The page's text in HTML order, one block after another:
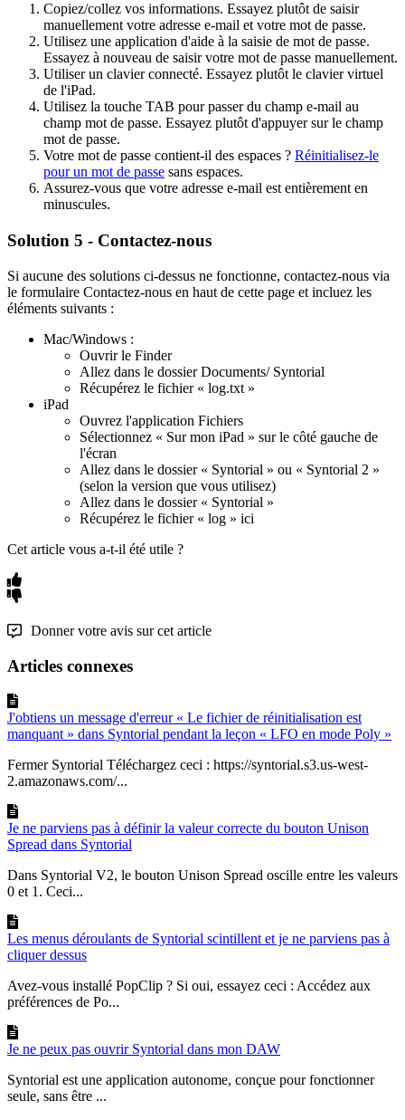
Copiez/collez vos informations. Essayez plutôt de saisir
manuellement votre adresse e-mail et votre mot de passe.
Utilisez une application d'aide à la saisie de mot de passe.
Essayez à nouveau de saisir votre mot de passe manuellement.
Utiliser un clavier connecté. Essayez plutôt le clavier virtuel
de l'iPad.
Utilisez la touche TAB pour passer du champ e-mail au
champ mot de passe. Essayez plutôt d'appuyer sur le champ
mot de passe.
Votre mot de passe contient-il des espaces ? Réinitialisez-le
pour un mot de passe sans espaces.
Assurez-vous que votre adresse e-mail est entièrement en
minuscules.
Solution 5 - Contactez-nous
Si aucune des solutions ci-dessus ne fonctionne, contactez-nous via
le formulaire Contactez-nous en haut de cette page et incluez les
éléments suivants :
Mac/Windows :
Ouvrir le Finder
Allez dans le dossier Documents/ Syntorial
Récupérez le fichier « log.txt »
iPad
Ouvrez l'application Fichiers
Sélectionnez « Sur mon iPad » sur le côté gauche de
l'écran
Allez dans le dossier « Syntorial » ou « Syntorial 2 »
(selon la version que vous utilisez)
Allez dans le dossier « Syntorial »
Récupérez le fichier « log » ici
Cet article vous a-t-il été utile ?
Donner votre avis sur cet article
Articles connexes
J'obtiens un message d'erreur « Le fichier de réinitialisation est
manquant » dans Syntorial pendant la leçon « LFO en mode Poly »
Fermer Syntorial Téléchargez ceci : https://syntorial.s3.us-west-
2.amazonaws.com/...
Je ne parviens pas à définir la valeur correcte du bouton Unison
Spread dans Syntorial
Dans Syntorial V2, le bouton Unison Spread oscille entre les valeurs
0 et 1. Ceci...
Les menus déroulants de Syntorial scintillent et je ne parviens pas à
cliquer dessus
Avez-vous installé PopClip ? Si oui, essayez ceci : Accédez aux
préférences de Po...
Je ne peux pas ouvrir Syntorial dans mon DAW
Syntorial est une application autonome, conçue pour fonctionner
seule, sans être ...